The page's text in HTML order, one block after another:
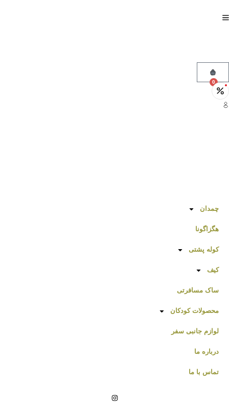
0
چمدان
هگزاگونا
کوله پشتی
کیف
ساک مسافرتی
محصولات کودکان
لوازم جانبی سفر
درباره ما
تماس با ما